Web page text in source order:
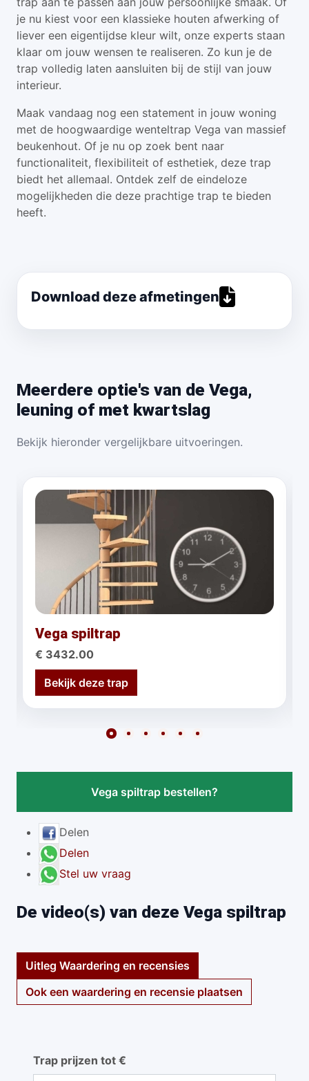
je nu kiest voor een klassieke houten afwerking of
liever een eigentijdse kleur wilt, onze experts staan
klaar om jouw wensen te realiseren. Zo kun je de
trap volledig laten aansluiten bij de stijl van jouw
interieur.
Maak vandaag nog een statement in jouw woning
met de hoogwaardige wenteltrap Vega van massief
beukenhout. Of je nu op zoek bent naar
functionaliteit, flexibiliteit of esthetiek, deze trap
biedt het allemaal. Ontdek zelf de eindeloze
mogelijkheden die deze prachtige trap te bieden
heeft.
Download deze afmetingen
Meerdere optie's van de Vega,
leuning of met kwartslag
Bekijk hieronder vergelijkbare uitvoeringen.
Vega spiltrap
€ 3432.00
Bekijk deze trap
Vega spiltrap bestellen?
Delen
Delen
Stel uw vraag
De video(s) van deze Vega spiltrap
Uitleg Waardering en recensies
Ook een waardering en recensie plaatsen
Trap prijzen tot €